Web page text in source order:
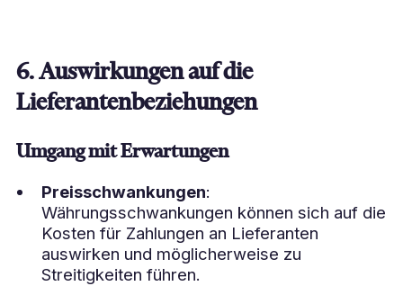
6. Auswirkungen auf die
Lieferantenbeziehungen
Umgang mit Erwartungen
Preisschwankungen:
Währungsschwankungen können sich auf die
Kosten für Zahlungen an Lieferanten
auswirken und möglicherweise zu
Streitigkeiten führen.